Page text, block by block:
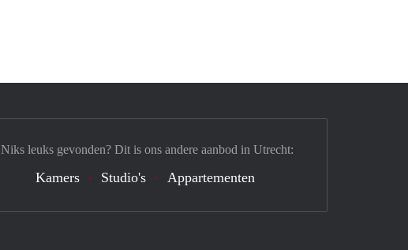
Niks leuks gevonden? Dit is ons andere aanbod in Utrecht:
Kamers Studio's Appartementen